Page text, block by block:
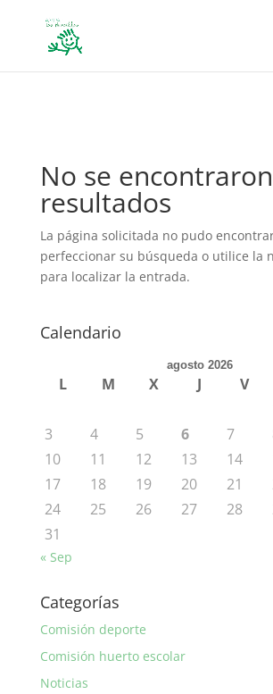
No se encontraron
resultados
La página solicitada no pudo
perfeccionar su búsqueda o utilice la
para localizar la entrada.
Calendario
agosto 2026
L M X J V
3
4 5 6 7
10
11 12 13 14
17
18 19 20 21
24
25 26 27 28
31
« Sep
Categorías
Comisión deporte
Comisión huerto escolar
Noticias